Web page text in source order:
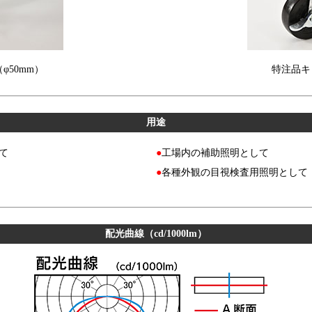
） 特注品キ
用途
●工場内の補助照明として
●各種外観の目視検査用照明として
配光曲線（cd/1000lm）